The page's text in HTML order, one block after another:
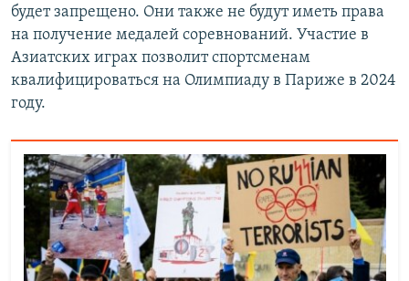
будет запрещено. Они также не будут иметь права
на получение медалей соревнований. Участие в
Азиатских играх позволит спортсменам
квалифицироваться на Олимпиаду в Париже в 2024
году.